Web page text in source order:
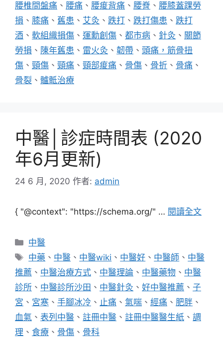
腰椎間盤痛 、 腰痛 、 腰痠背痛 、 腰脊 、 腰膝蓋踝勞
損 、 膝痛 、 舊患 、 艾灸 、 跌打 、 跌打傷患 、 跌打
酒 、 軟組織損傷 、 運勳創傷 、 都市病 、 針灸 、 關節
勞損 、 陳年舊患 、 雷火灸 、 韌帶 、 頭痛，筋骨扭
傷 、 頸傷 、 頸痛 、 頸部痠痛 、 骨傷 、 骨折 、 骨痛 、
骨裂 、 髗骶治療
中醫│診症時間表 (2020
年6月更新)
24 6 月, 2020 作者: admin
{ "@context": "https://schema.org/" … 閱讀全文
分
類
中醫
標
籤
中藥 、 中醫 、 中醫wiki 、 中醫好 、 中醫師 、 中醫
推薦 、 中醫治療方式 、 中醫理論 、 中醫藥物 、 中醫
診所 、 中醫診所沙田 、 中醫針灸 、 好中醫推薦 、 子
宮 、 宮寒 、 手腳冰冷 、 止痛 、 氣喘 、 經痛 、 肥胖 、
血氣 、 表列中醫 、 註冊中醫 、 註冊中醫醫生紙 、 調
理 、 食療 、 骨傷 、 骨科